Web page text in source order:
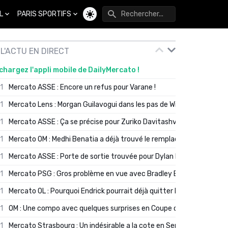
PARIS SPORTIFS
Changer de thème
L'ACTU EN DIRECT
l'appli mobile de DailyMercato !
Mercato ASSE : Encore un refus pour Varane !
Mercato Lens : Morgan Guilavogui dans les pas de Will Still ?
Mercato ASSE : Ça se précise pour Zuriko Davitashvili
Mercato OM : Medhi Benatia a déjà trouvé le remplaçant de Robinio
Mercato ASSE : Porte de sortie trouvée pour Dylan Batubinsika
Mercato PSG : Gros problème en vue avec Bradley Barcola ?
Mercato OL : Pourquoi Endrick pourrait déjà quitter Lyon en janvier
OM : Une compo avec quelques surprises en Coupe de France
Mercato Strasbourg : Un indésirable a la cote en Serie A